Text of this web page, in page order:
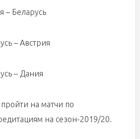
– Беларусь
– Австрия
– Дания
на матчи по
на сезон-2019/20.